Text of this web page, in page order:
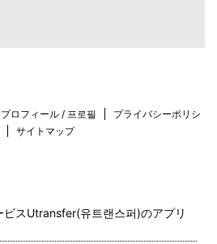
プロフィール / 프로필
プライバシーポリシ
サイトマップ
ビスUtransfer(유트랜스퍼)のアプリ